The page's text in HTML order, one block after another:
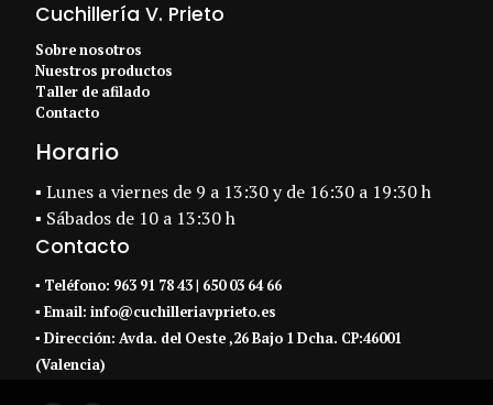
Cuchillería V. Prieto
Sobre nosotros
Nuestros productos
Taller de afilado
Contacto
Horario
▪ Lunes a viernes de 9 a 13:30 y de 16:30 a 19:30 h
▪ Sábados de 10 a 13:30 h
Contacto
▪ Teléfono: 963 91 78 43| 650 03 64 66
▪ Email: info@cuchilleriavprieto.es
▪ Dirección: Avda. del Oeste ,26 Bajo 1 Dcha. CP:46001
(Valencia)